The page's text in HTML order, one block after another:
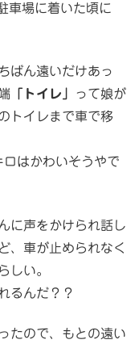
車場に着いた頃に
ばん遠いだけあっ
「トイレ」
って娘が
トイレまで車で移
はかわいそうやで
に声をかけられ話し
、車が止められなく
しい。
るんだ？？
たので、もとの遠い